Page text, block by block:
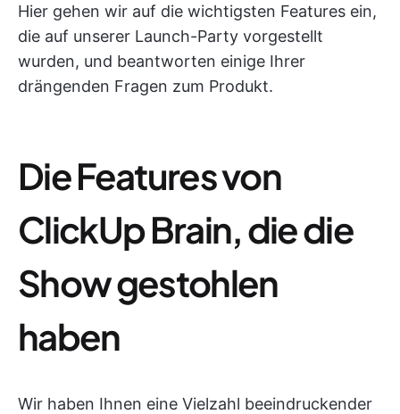
Hier gehen wir auf die wichtigsten Features ein,
die auf unserer Launch-Party vorgestellt
wurden, und beantworten einige Ihrer
drängenden Fragen zum Produkt.
Die Features von
ClickUp Brain, die die
Show gestohlen
haben
Wir haben Ihnen eine Vielzahl beeindruckender